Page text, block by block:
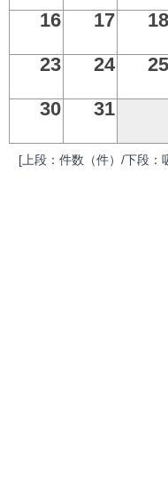
16
17 18
23
24 25
30
31
[上段：件数（件）/下段：